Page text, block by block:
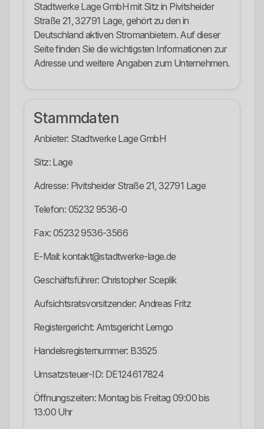
Stadtwerke Lage GmbH mit Sitz in Pivitsheider
Straße 21, 32791 Lage, gehört zu den in
Deutschland aktiven Stromanbietern. Auf dieser
Seite finden Sie die wichtigsten Informationen zur
Adresse und weitere Angaben zum Unternehmen.
Stammdaten
Anbieter: Stadtwerke Lage GmbH
Sitz: Lage
Adresse: Pivitsheider Straße 21, 32791 Lage
Telefon: 05232 9536-0
Fax: 05232 9536-3566
E-Mail: kontakt@stadtwerke-lage.de
Geschäftsführer: Christopher Sceplik
Aufsichtsratsvorsitzender: Andreas Fritz
Registergericht: Amtsgericht Lemgo
Handelsregisternummer: B3525
Umsatzsteuer-ID: DE124617824
Öffnungszeiten: Montag bis Freitag 09:00 bis
13:00 Uhr